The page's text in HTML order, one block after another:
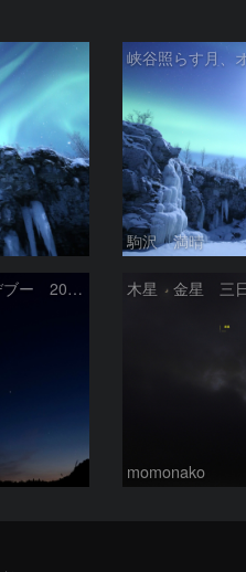
峡谷照らす月、
駒沢 満晴
月と惑星のランデブー 2026/06/19
momonako